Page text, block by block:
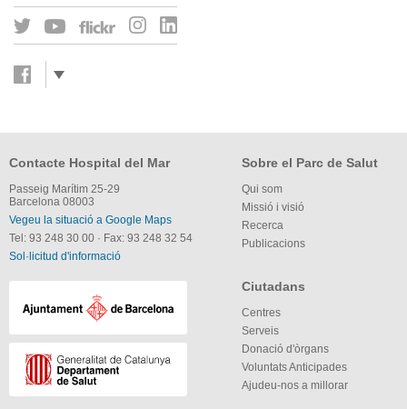
Contacte Hospital del Mar
Passeig Marítim 25-29
Barcelona 08003
Vegeu la situació a Google Maps
Tel: 93 248 30 00 · Fax: 93 248 32 54
Sol·licitud d'informació
Sobre el Parc de Salut
Qui som
Missió i visió
Recerca
Publicacions
Ciutadans
Centres
Serveis
Donació d'òrgans
Voluntats Anticipades
Ajudeu-nos a millorar